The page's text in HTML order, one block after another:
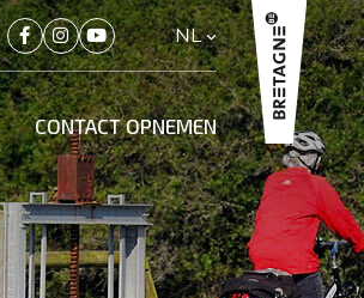
NL
CONTACT OPNEMEN